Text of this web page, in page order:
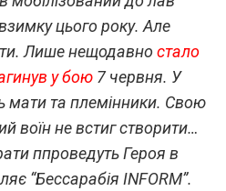
цього року. Але
Лише нещодавностало
у бою 7 червня. У
мати та племінники. Свою
воїн не встиг створити…
ппроведуть Героя в
“Бессарабія INFORM”.